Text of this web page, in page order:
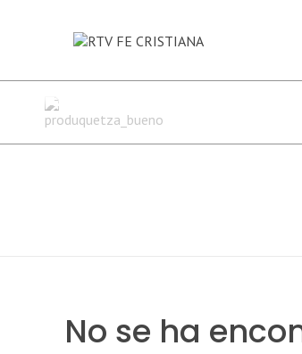
PRODUCCIONES QUETZA
No se ha